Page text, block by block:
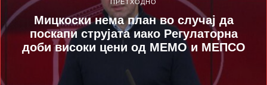
ПРЕТХОДНО
Мицкоски нема план во случај да
поскапи струјата иако Регулаторна
доби високи цени од МЕМО и МЕПСО